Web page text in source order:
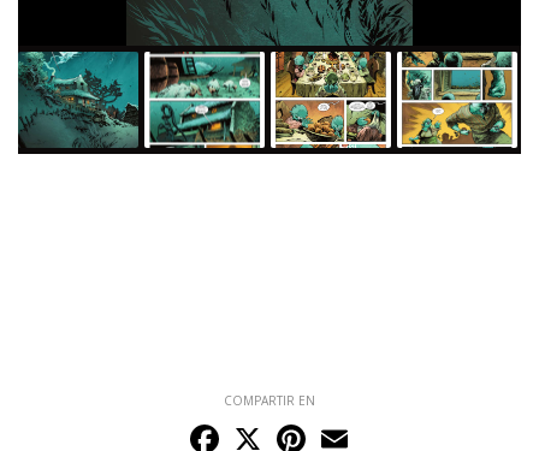
COMPARTIR EN
Facebook
X Pinterest